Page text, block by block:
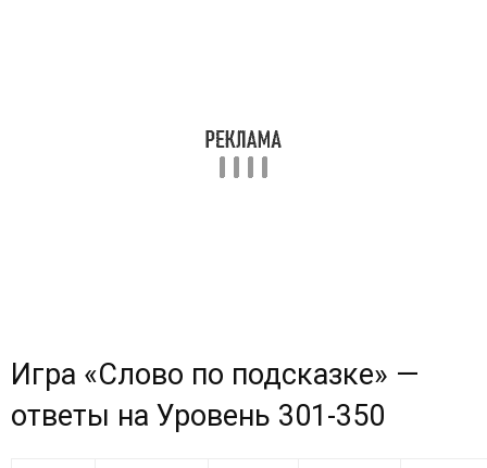
Игра «Cлово по подсказке» —
ответы на Уровень 301-350